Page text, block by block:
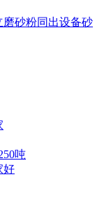
砂粉同出设备砂
吨
好